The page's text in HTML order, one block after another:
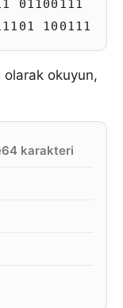
01100111
100111
olarak okuyun,
karakteri